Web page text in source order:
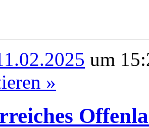
um
»